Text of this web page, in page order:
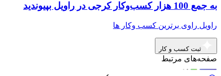
به جمع 100 هزار کسب‌وکار کرجی در راویل بپیوندید
راویل راوی برترین کسب وکار ها
ثبت کسب و کار
صفحه‌های مرتبط